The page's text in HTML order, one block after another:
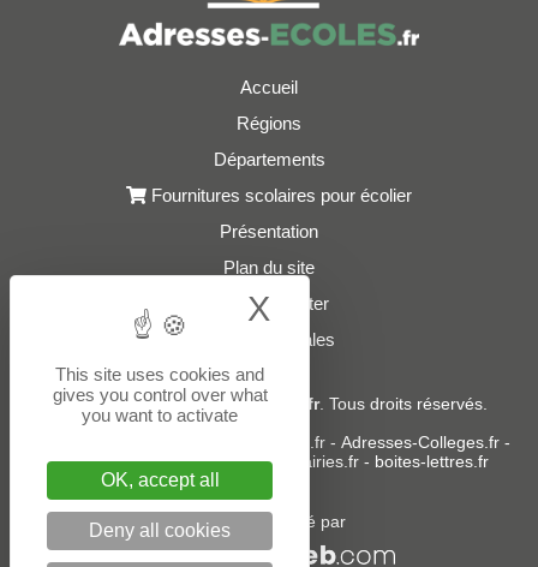
Accueil
Régions
Départements
Fournitures scolaires pour écolier
Présentation
Plan du site
Nous contacter
Mentions légales
© 2021 - 2026Adresses-Ecoles.fr. Tous droits réservés.
donneespubliques.fr - Adresses-Colleges.fr -
Adresses-Lycees.fr-Adresses-Mairies.fr- boites-lettres.fr
Un service édité par
This site uses cookies and
gives you control over what
you want to activate
OK, accept all
Deny all cookies
X Hide cookie